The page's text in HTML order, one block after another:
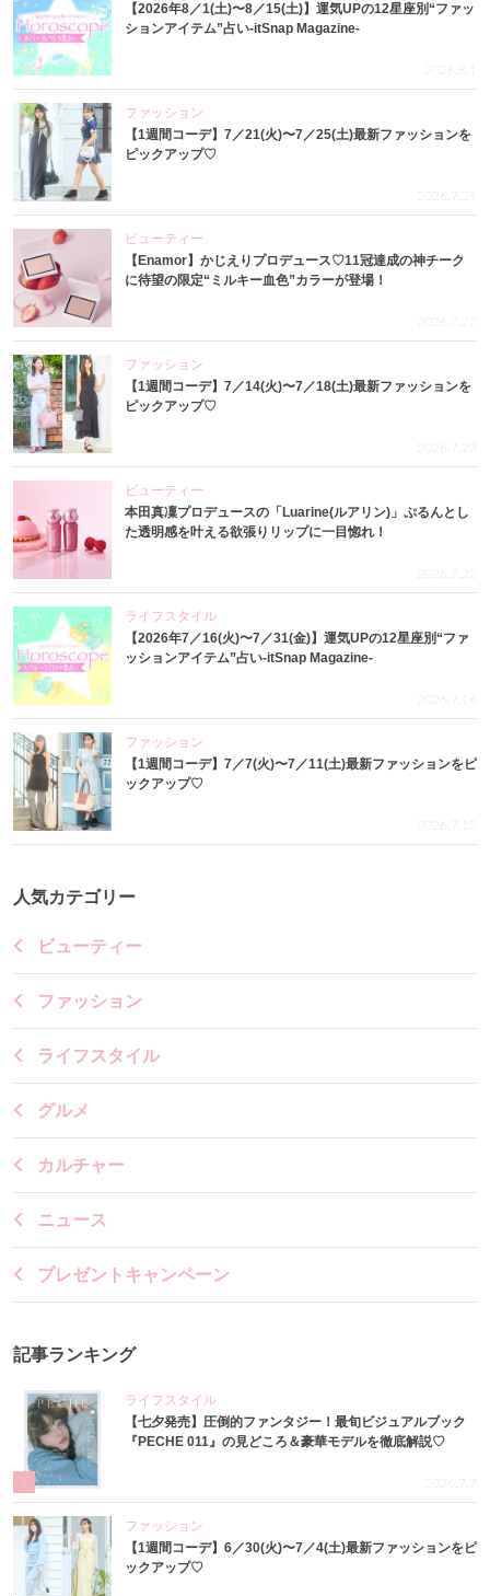
【2026年8／1(土)〜8／15(土)】運気UPの12星座別“ファッ
ションアイテム”占い-itSnap Magazine-
2026.8.1
ファッション
【1週間コーデ】7／21(火)〜7／25(土)最新ファッションを
ピックアップ♡
2026.7.29
ビューティー
【Enamor】かじえりプロデュース♡11冠達成の神チーク
に待望の限定“ミルキー血色”カラーが登場！
2026.7.27
ファッション
【1週間コーデ】7／14(火)〜7／18(土)最新ファッションを
ピックアップ♡
2026.7.23
ビューティー
本田真凜プロデュースの「Luarine(ルアリン)」ぷるんとし
た透明感を叶える欲張りリップに一目惚れ！
2026.7.22
ライフスタイル
【2026年7／16(火)〜7／31(金)】運気UPの12星座別“ファ
ッションアイテム”占い-itSnap Magazine-
2026.7.16
ファッション
【1週間コーデ】7／7(火)〜7／11(土)最新ファッションをピ
ックアップ♡
2026.7.15
人気カテゴリー
ビューティー
ファッション
ライフスタイル
グルメ
カルチャー
ニュース
プレゼントキャンペーン
記事ランキング
ライフスタイル
【七夕発売】圧倒的ファンタジー！最旬ビジュアルブック
『PECHE 011』の見どころ＆豪華モデルを徹底解説♡
2026.7.7
ファッション
【1週間コーデ】6／30(火)〜7／4(土)最新ファッションをピ
ックアップ♡